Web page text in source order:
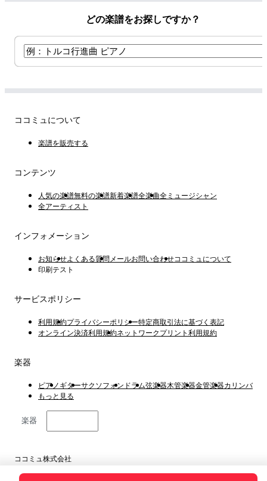
どの楽譜をお探しですか？
ココミュについて
楽譜を販売する
コンテンツ
人気の楽譜無料の楽譜新着楽譜全楽曲全ミュージシャン
全アーティスト
インフォメーション
お知らせよくある質問 メールお問い合わせココミュについて
印刷テスト
サービスポリシー
利用規約プライバシーポリシー特定商取引法に基づく表記
オンライン決済利用規約ネットワークプリント利用規約
楽器
ピアノ ギターサクソフォン ドラム弦楽器木管楽器金管楽器カリンバ
もっと見る
楽器
ココミュ株式会社